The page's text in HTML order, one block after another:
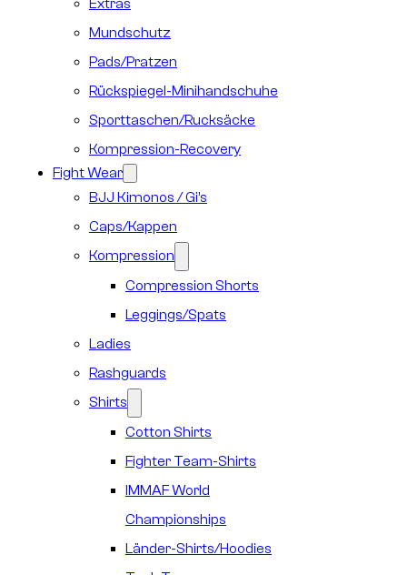
Extras
Mundschutz
Pads/Pratzen
Rückspiegel-Minihandschuhe
Sporttaschen/Rucksäcke
Kompression-Recovery
Fight Wear
BJJ Kimonos / Gi’s
Caps/Kappen
Kompression
Compression Shorts
Leggings/Spats
Ladies
Rashguards
Shirts
Cotton Shirts
Fighter Team-Shirts
IMMAF World
Championships
Länder-Shirts/Hoodies